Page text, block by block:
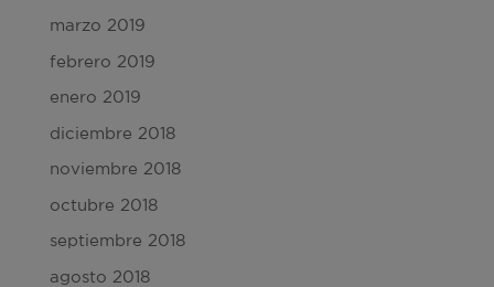
marzo 2019
febrero 2019
enero 2019
diciembre 2018
noviembre 2018
octubre 2018
septiembre 2018
agosto 2018